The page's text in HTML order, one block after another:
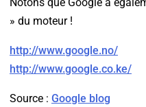
» du moteur !
http://www.google.no/
http://www.google.co.ke/
Source : Google blog